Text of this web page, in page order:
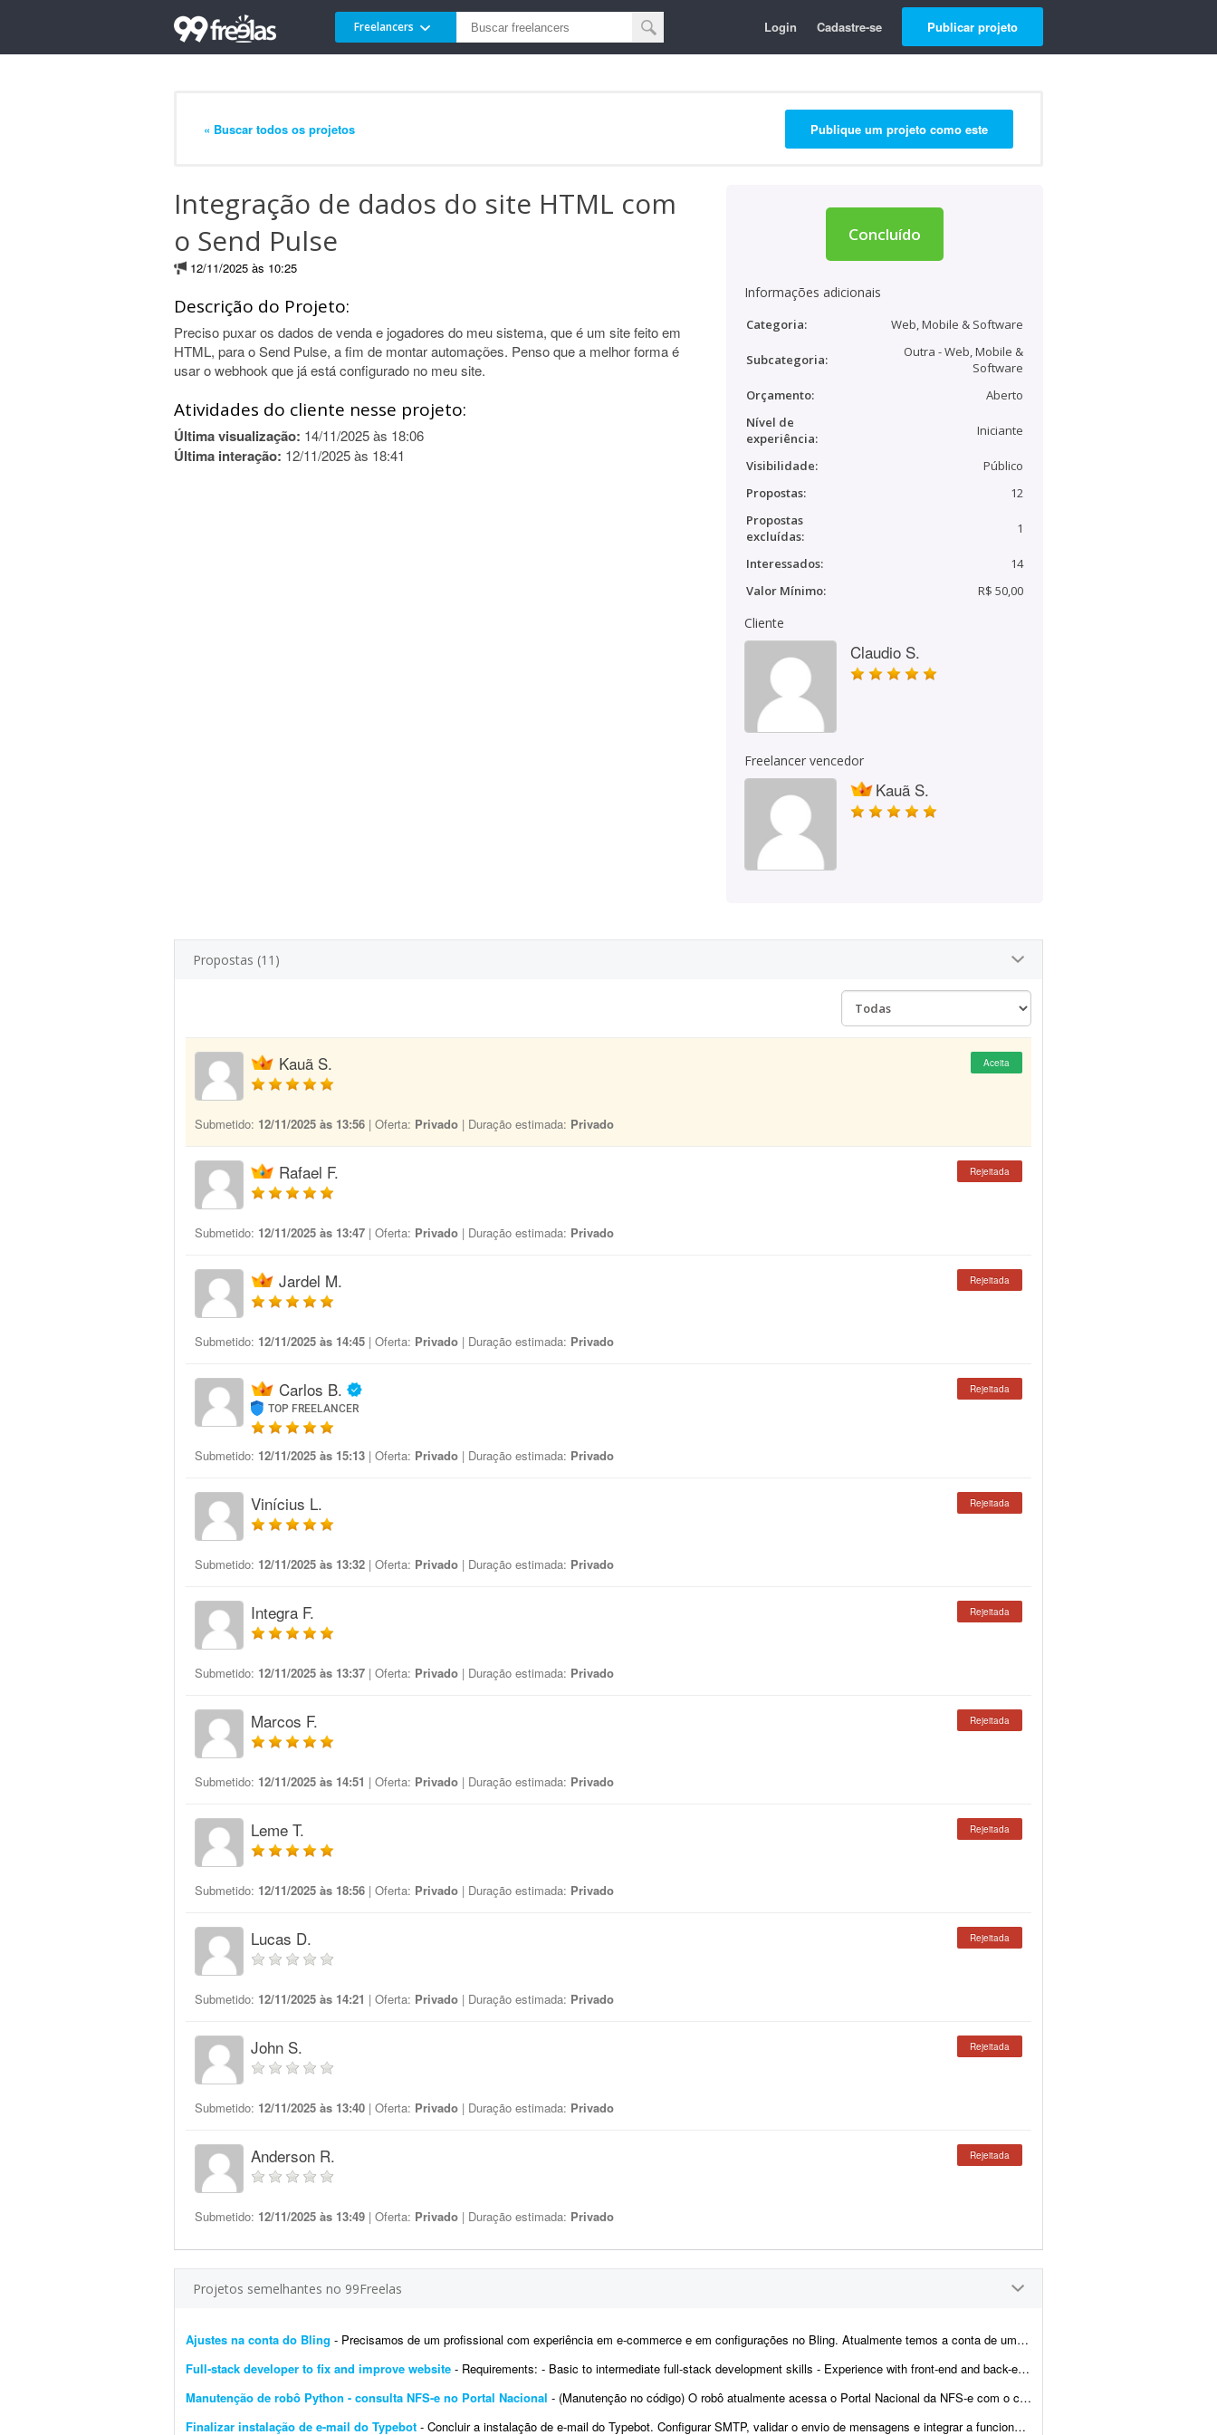
Freelancers Login Cadastre-se Publicar projeto
« Buscar todos os projetos Publique um projeto como este
Integração de dados do site HTML com
o Send Pulse
12/11/2025 às 10:25
Descrição do Projeto:
Preciso puxar os dados de venda e jogadores do meu sistema, que é um site feito em
HTML, para o Send Pulse, a fim de montar automações. Penso que a melhor forma é
usar o webhook que já está configurado no meu site.
Atividades do cliente nesse projeto:
Última visualização: 14/11/2025 às 18:06
Última interação: 12/11/2025 às 18:41
Concluído
Informações adicionais
Categoria: Web, Mobile & Software
Subcategoria:
Outra - Web, Mobile &
Software
Orçamento:
Aberto
Nível de
experiência:
Iniciante
Visibilidade:
Público
Propostas:
12
Propostas
excluídas:
1
Interessados:
14
Valor Mínimo:
R$ 50,00
Cliente
Claudio S.
Freelancer vencedor
Kauã S.
Propostas (11)
Kauã S. Aceita
Submetido: 12/11/2025 às 13:56 | Oferta: Privado | Duração estimada: Privado
Rafael F. Rejeitada
Submetido: 12/11/2025 às 13:47 | Oferta: Privado | Duração estimada: Privado
Jardel M. Rejeitada
Submetido: 12/11/2025 às 14:45 | Oferta: Privado | Duração estimada: Privado
Carlos B.
TOP FREELANCER
Rejeitada
Submetido: 12/11/2025 às 15:13 | Oferta: Privado | Duração estimada: Privado
Vinícius L. Rejeitada
Submetido: 12/11/2025 às 13:32 | Oferta: Privado | Duração estimada: Privado
Integra F. Rejeitada
Submetido: 12/11/2025 às 13:37 | Oferta: Privado | Duração estimada: Privado
Marcos F. Rejeitada
Submetido: 12/11/2025 às 14:51 | Oferta: Privado | Duração estimada: Privado
Leme T. Rejeitada
Submetido: 12/11/2025 às 18:56 | Oferta: Privado | Duração estimada: Privado
Lucas D. Rejeitada
Submetido: 12/11/2025 às 14:21 | Oferta: Privado | Duração estimada: Privado
John S. Rejeitada
Submetido: 12/11/2025 às 13:40 | Oferta: Privado | Duração estimada: Privado
Anderson R. Rejeitada
Submetido: 12/11/2025 às 13:49 | Oferta: Privado | Duração estimada: Privado
Projetos semelhantes no 99Freelas
Ajustes na conta do Bling - Precisamos de um profissional com experiência em e-commerce e em configurações no Bling. Atualmente temos a conta de um cliente integrada com loja própria, Mercado Livre,...
Full-stack developer to fix and improve website - Requirements: - Basic to intermediate full-stack development skills - Experience with front-end and back-end web development - Ability to troubleshoot bugs and make small improvements - Good commu...
Manutenção de robô Python - consulta NFS-e no Portal Nacional - (Manutenção no código) O robô atualmente acessa o Portal Nacional da NFS-e com o certificado digital de cada empresa, confere se as notas emitidas no mês batem com...
Finalizar instalação de e-mail do Typebot - Concluir a instalação de e-mail do Typebot. Configurar SMTP, validar o envio de mensagens e integrar a funcionalidade com a instância atual. Entregar documentação ...